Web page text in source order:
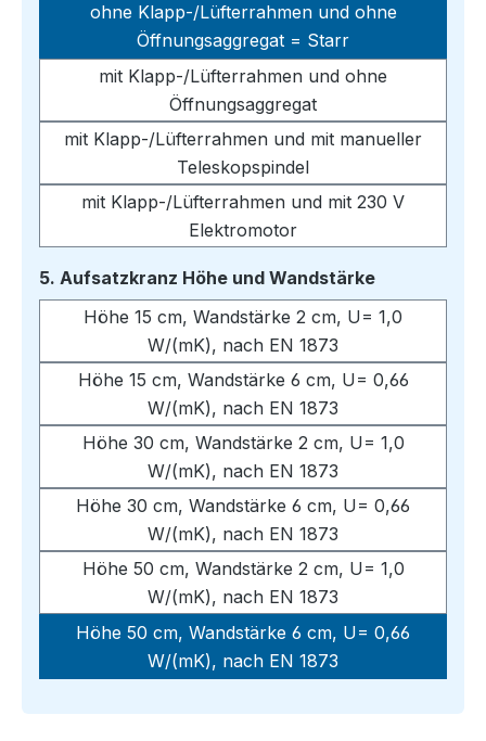
ohne Klapp-/Lüfterrahmen und ohne
Öffnungsaggregat = Starr
mit Klapp-/Lüfterrahmen und ohne
Öffnungsaggregat
mit Klapp-/Lüfterrahmen und mit manueller
Teleskopspindel
mit Klapp-/Lüfterrahmen und mit 230 V
Elektromotor
5. Aufsatzkranz Höhe und Wandstärkeauswählen
Höhe 15 cm, Wandstärke 2 cm, U= 1,0
W/(mK), nach EN 1873
Höhe 15 cm, Wandstärke 6 cm, U= 0,66
W/(mK), nach EN 1873
Höhe 30 cm, Wandstärke 2 cm, U= 1,0
W/(mK), nach EN 1873
Höhe 30 cm, Wandstärke 6 cm, U= 0,66
W/(mK), nach EN 1873
Höhe 50 cm, Wandstärke 2 cm, U= 1,0
W/(mK), nach EN 1873
Höhe 50 cm, Wandstärke 6 cm, U= 0,66
W/(mK), nach EN 1873